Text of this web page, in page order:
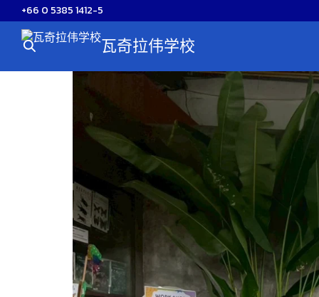
to
content
+66 0 5385 1412-5
瓦奇拉伟学校